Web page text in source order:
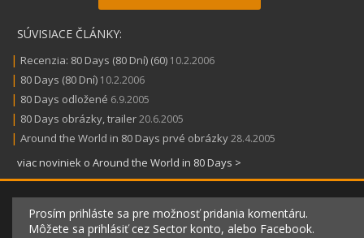
SÚVISIACE ČLÁNKY:
| Recenzia: 80 Days (80 Dní) (60) 10.2.2006
| 80 Days (80 Dní) 10.2.2006
| 80 Days odložené 6.9.2005
| 80 Days obrázky, trailer20.6.2005
| Around the World in 80 Days prvé obrázky28.4.2005
viac noviniek o Around the World in 80 Days >
Prosím prihláste sa pre možnosť pridania komentáru.
Môžete sa prihlásiť cez Sector konto, alebo Facebook.